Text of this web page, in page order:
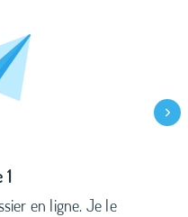
en ligne. Je le